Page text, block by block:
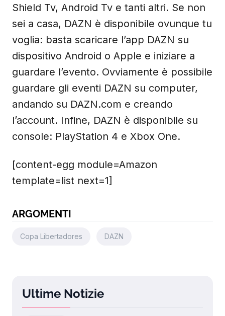
Shield Tv, Android Tv e tanti altri. Se non
sei a casa, DAZN è disponibile ovunque tu
voglia: basta scaricare l’app DAZN su
dispositivo Android o Apple e iniziare a
guardare l’evento. Ovviamente è possibile
guardare gli eventi DAZN su computer,
andando su DAZN.com e creando
l’account. Infine, DAZN è disponibile su
console: PlayStation 4 e Xbox One.
[content-egg module=Amazon
template=list next=1]
ARGOMENTI
Copa Libertadores DAZN
Ultime Notizie